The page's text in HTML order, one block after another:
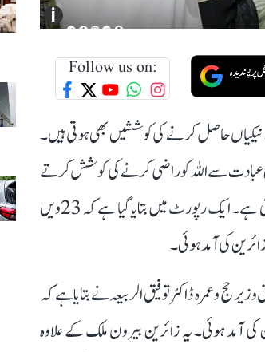
i
Follow us on:
حاصل کرنے کی کوششیں بھی ہوتی ہیں۔
عبادت سے اللہ کو راضی کرنے کی کوشش کرتے
ہیں۔ خصوصاً شب قدر کے موقع پر مسجد الحرام میں خوب چہل پہل دیکھنے کو ملتی ہے۔ ایک رپورٹ میں بتایا گیا ہے کہ 23ویں
و عمرہ ڈاکٹر توفیق الربیعہ نے بتایا ہے کہ
میں 30 لاکھ سے زیادہ زائرین کی آمد ہوئی۔ یہ زائرین بیرون ملک کے علاوہ